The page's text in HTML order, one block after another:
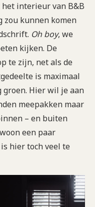
het interieur van B&B
kunnen komen
Oh boy, we
kijken. De
te zijn, net als de
is maximaal
Hier wil je aan
meepakken maar
– en buiten
een paar
hier toch veel te